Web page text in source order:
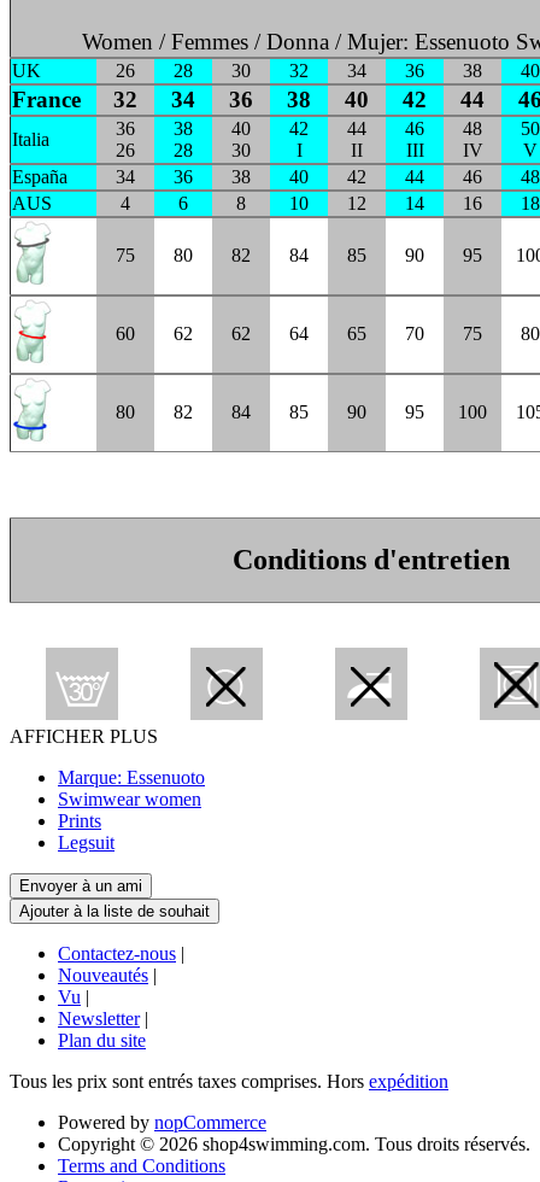
Women / Femmes / Donna / Mujer: Essenuoto
UK 26 28 30 32 34 36 38 40
France 32 34 36 38 40 42 44
Italia
36
26
38
28
40
30
42
I
44
II
46
III
48
IV
50
V
España
34 36 38 40 42 44 46
48
AUS
4 6 8 10 12 14 16 18
75 80 82 84 85 90 95
60 62 62 64 65 70 75 80
80 82 84 85 90 95 100
Conditions d'entretien
AFFICHER PLUS
Marque: Essenuoto
Swimwear women
Prints
Legsuit
Contactez-nous |
Nouveautés |
Vu |
Newsletter |
Plan du site
Tous les prix sont entrés taxes comprises. Hors expédition
Powered by nopCommerce
Copyright © 2026 shop4swimming.com. Tous droits réservés.
Terms and Conditions